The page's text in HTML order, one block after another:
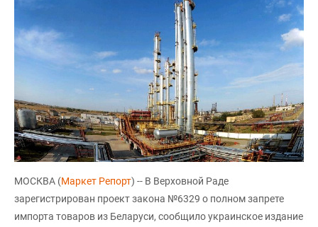
МОСКВА (Маркет Репорт) -- В Верховной Раде
зарегистрирован проект закона №6329 о полном запрете
импорта товаров из Беларуси, сообщило украинское издание